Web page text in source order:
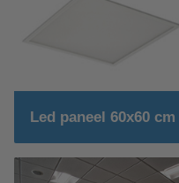
Led paneel 60x60 cm